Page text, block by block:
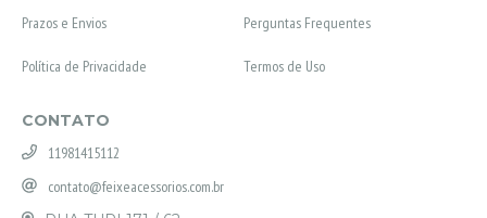
Prazos e Envios Perguntas Frequentes
Política de Privacidade Termos de Uso
CONTATO
11981415112
contato@feixeacessorios.com.br